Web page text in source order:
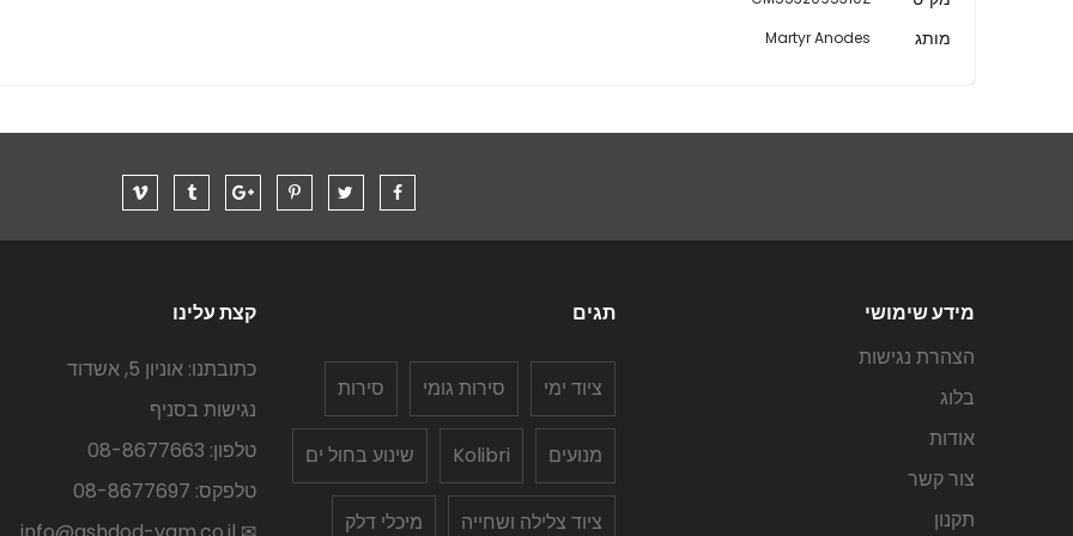
נוסף
מותג Martyr Anodes
מידע שימושי
הצהרת נגישות
בלוג
אודות
צור קשר
תקנון
תגים
ציוד ימי סירות גומי סירות
מנועים Kolibri שינוע בחול ים
ציוד צלילה ושחייה מיכלי דלק
קצת עלינו
כתובתנו: אוניון 5, אשדוד
נגישות בסניף
טלפון: 08-8677663
טלפקס: 08-8677697